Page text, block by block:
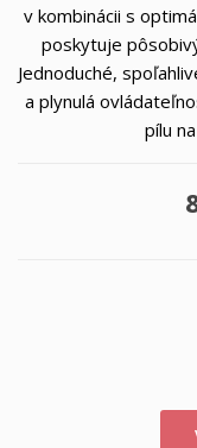
v kombinácii s
poskytuje
Jednoduché,
a plynulá
pílu